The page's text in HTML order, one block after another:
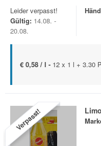
Leider verpasst!
Gültig: 14.08. -
20.08.
€ 0,58 / l - 12 x 1 l + 3.30
Verpasst!